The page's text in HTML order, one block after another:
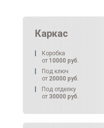
Каркас
Коробка
от 10000 руб.
Под ключ
от 20000 руб.
Под отделку
от 30000 руб.